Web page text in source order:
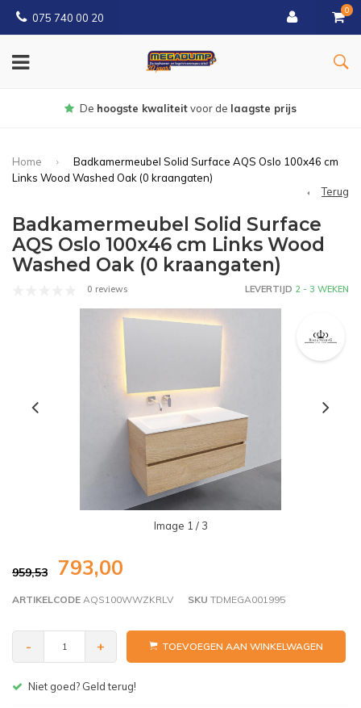
075 740 00 20
0
Gratisbezorgd vanaf € 150
Home
Badkamermeubel Solid Surface AQS Oslo 100x46 cm
Links Wood Washed Oak (0 kraangaten)
Terug
Badkamermeubel Solid Surface
AQS Oslo 100x46 cm Links Wood
Washed Oak (0 kraangaten)
0 reviews LEVERTIJD 2 - 3 WEKEN
Image 1 / 3
959,53 793,00
ARTIKELCODE AQS100WWZKRLV SKU TDMEGA001995
- + TOEVOEGEN AAN WINKELWAGEN
Gratis bezorgen v.a. € 150,- (NL)